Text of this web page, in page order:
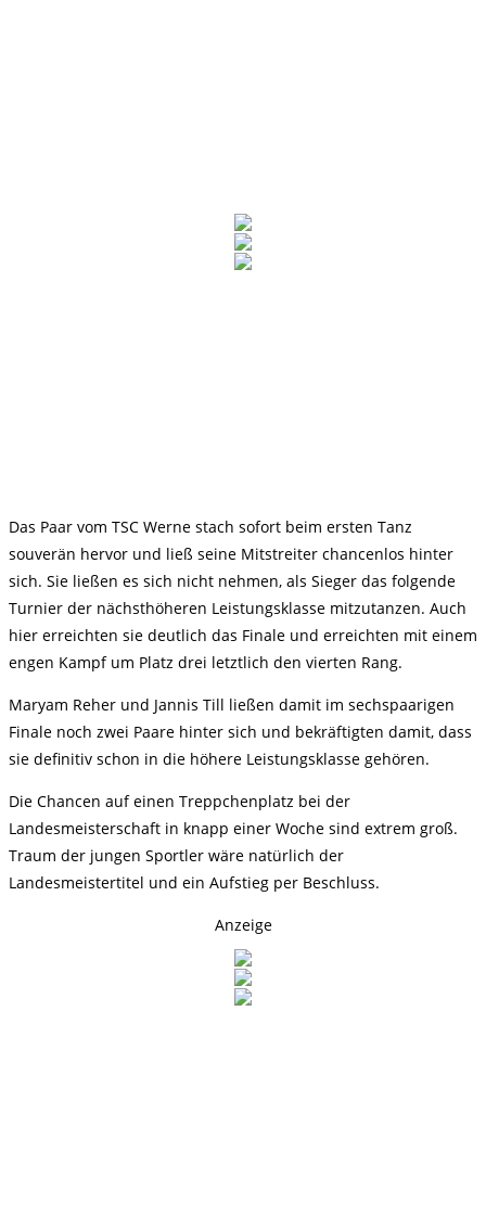
Das Paar vom TSC Werne stach sofort beim ersten Tanz
souverän hervor und ließ seine Mitstreiter chancenlos hinter
sich. Sie ließen es sich nicht nehmen, als Sieger das folgende
Turnier der nächsthöheren Leistungsklasse mitzutanzen. Auch
hier erreichten sie deutlich das Finale und erreichten mit einem
engen Kampf um Platz drei letztlich den vierten Rang.
Maryam Reher und Jannis Till ließen damit im sechspaarigen
Finale noch zwei Paare hinter sich und bekräftigten damit, dass
sie definitiv schon in die höhere Leistungsklasse gehören.
Die Chancen auf einen Treppchenplatz bei der
Landesmeisterschaft in knapp einer Woche sind extrem groß.
Traum der jungen Sportler wäre natürlich der
Landesmeistertitel und ein Aufstieg per Beschluss.
Anzeige